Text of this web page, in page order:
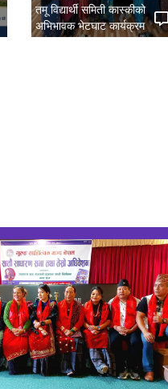
तमू विद्यार्थी समिती कास्कीको
अभिभावक भेटघाट कार्यक्रम
सम्पन्न